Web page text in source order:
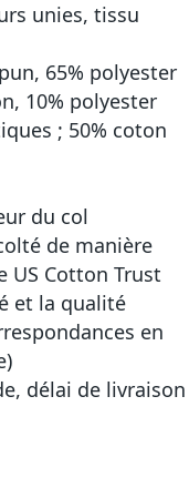
unies, tissu
65% polyester
10% polyester
; 50% coton
du col
de manière
US Cotton Trust
et la qualité
en
délai de livraison